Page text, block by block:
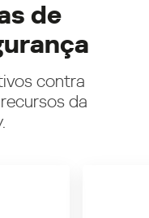
de
contra
da